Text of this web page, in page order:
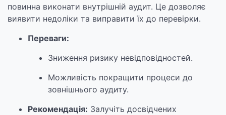
повинна виконати внутрішній аудит. Це дозволяє
виявити недоліки та виправити їх до перевірки.
Переваги:
Зниження ризику невідповідностей.
Можливість покращити процеси до
зовнішнього аудиту.
Рекомендація: Залучіть досвідчених